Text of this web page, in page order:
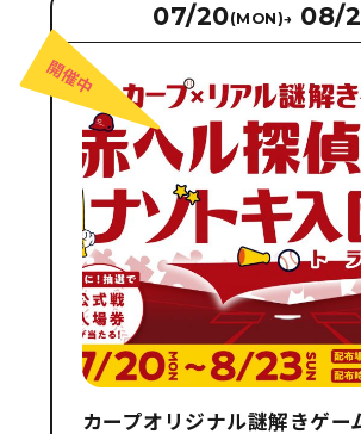
07/20(MON)→ 08/
カープオリジナル謎解きゲー